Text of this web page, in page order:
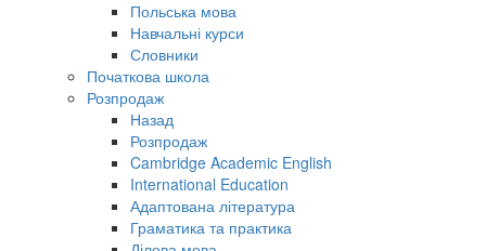
Польська мова
Навчальні курси
Словники
Початкова школа
Розпродаж
Назад
Розпродаж
Cambridge Academic English
International Education
Адаптована література
Граматика та практика